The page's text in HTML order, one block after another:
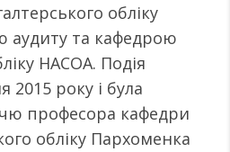
обліку
аудиту та кафедрою
НАСОА. Подія
2015 року і була
професора кафедри
обліку Пархоменка